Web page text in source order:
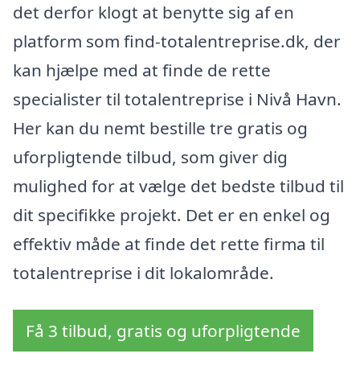
det derfor klogt at benytte sig af en
platform som find-totalentreprise.dk, der
kan hjælpe med at finde de rette
specialister til totalentreprise i Nivå Havn.
Her kan du nemt bestille tre gratis og
uforpligtende tilbud, som giver dig
mulighed for at vælge det bedste tilbud til
dit specifikke projekt. Det er en enkel og
effektiv måde at finde det rette firma til
totalentreprise i dit lokalområde.
Få 3 tilbud, gratis og uforpligtende